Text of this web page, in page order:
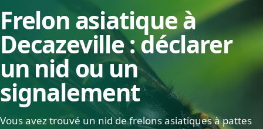
Frelon asiatique à
Decazeville : déclarer
un nid ou un
signalement
Vous avez trouvé un nid de frelons asiatiques à pattes